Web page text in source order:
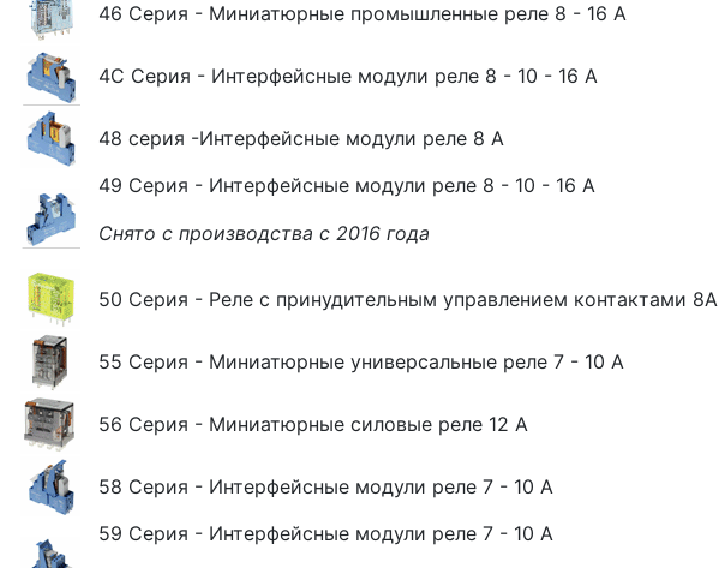
46 Серия - Миниатюрные промышленные реле 8 - 16 А
4C Серия - Интерфейсные модули реле 8 - 10 - 16 A
48 серия -Интерфейсные модули реле 8 A
49 Серия - Интерфейсные модули реле 8 - 10 - 16 A
Снято с производства с 2016 года
50 Серия - Реле с принудительным управлением контактами 8А
55 Серия - Миниатюрные универсальные реле 7 - 10 А
56 Серия - Миниатюрные силовые реле 12 А
58 Серия - Интерфейсные модули реле 7 - 10 А
59 Серия - Интерфейсные модули реле 7 - 10 А